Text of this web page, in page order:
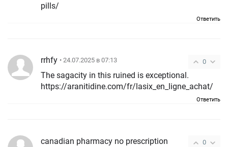
pills/
Ответить
0
rrhfy • 24.07.2025 в 07:13
The sagacity in this ruined is exceptional.
https://aranitidine.com/fr/lasix_en_ligne_achat/
Ответить
0
canadian pharmacy no prescription